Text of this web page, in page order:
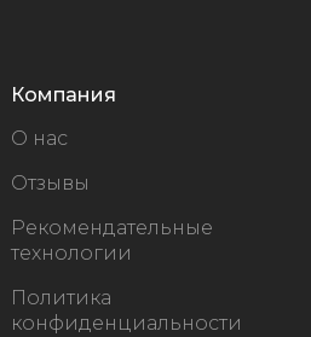
Компания
О нас
Отзывы
Рекомендательные
технологии
Политика
конфиденциальности